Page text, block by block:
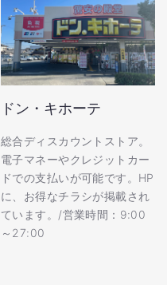
ドン・キホーテ
総合ディスカウントストア。
電子マネーやクレジットカー
ドでの支払いが可能です。HP
に、お得なチラシが掲載され
ています。/営業時間：9:00
～27:00